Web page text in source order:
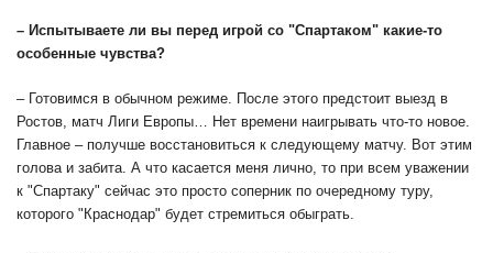
– Испытываете ли вы перед игрой со "Спартаком" какие-то
особенные чувства?
– Готовимся в обычном режиме. После этого предстоит выезд в
Ростов, матч Лиги Европы… Нет времени наигрывать что-то новое.
Главное – получше восстановиться к следующему матчу. Вот этим
голова и забита. А что касается меня лично, то при всем уважении
к "Спартаку" сейчас это просто соперник по очередному туру,
которого "Краснодар" будет стремиться обыграть.